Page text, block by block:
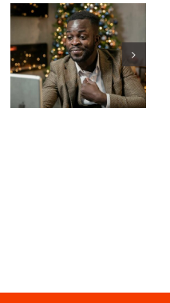
Jak ukryć
obserwujących
na LinkedIn,
aby
zachować